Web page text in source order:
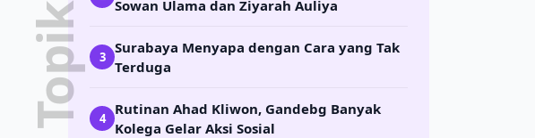
Sowan Ulama dan Ziyarah Auliya
3
Surabaya Menyapa dengan Cara yang Tak
Terduga
4
Rutinan Ahad Kliwon, Gandebg Banyak
Kolega Gelar Aksi Sosial